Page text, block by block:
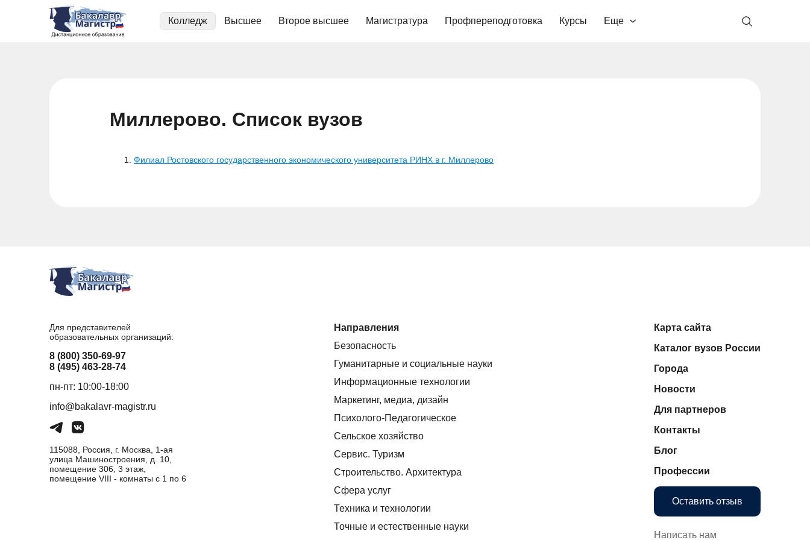
Колледж Высшее Второе высшее Магистратура Профпереподготовка Курсы Еще
Миллерово. Список вузов
Филиал Ростовского государственного экономического университета РИНХ в г. Миллерово
Для представителей
образовательных организаций:
8 (800) 350-69-97
8 (495) 463-28-74
пн-пт: 10:00-18:00
info@bakalavr-magistr.ru
115088, Россия, г. Москва, 1-ая
улица Машиностроения, д. 10,
помещение 306, 3 этаж,
помещение VIII - комнаты с 1 по 6
Направления
Безопасность
Гуманитарные и социальные науки
Информационные технологии
Маркетинг, медиа, дизайн
Психолого-Педагогическое
Сельское хозяйство
Сервис. Туризм
Строительство. Архитектура
Сфера услуг
Техника и технологии
Точные и естественные науки
Карта сайта
Каталог вузов России
Города
Новости
Для партнеров
Контакты
Блог
Профессии
Оставить отзыв
Написать нам